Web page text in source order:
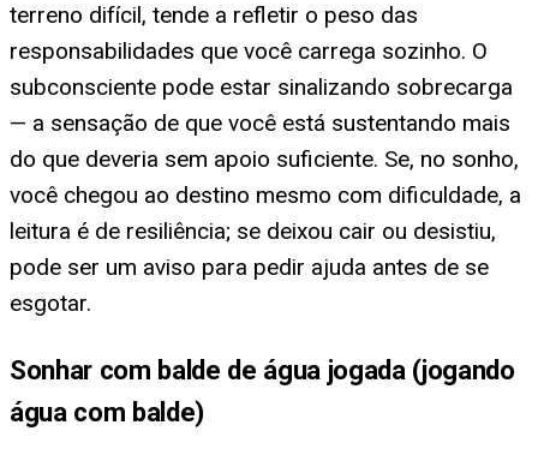
terreno difícil, tende a refletir o peso das
responsabilidades que você carrega sozinho. O
subconsciente pode estar sinalizando sobrecarga
— a sensação de que você está sustentando mais
do que deveria sem apoio suficiente. Se, no sonho,
você chegou ao destino mesmo com dificuldade, a
leitura é de resiliência; se deixou cair ou desistiu,
pode ser um aviso para pedir ajuda antes de se
esgotar.
Sonhar com balde de água jogada (jogando
água com balde)